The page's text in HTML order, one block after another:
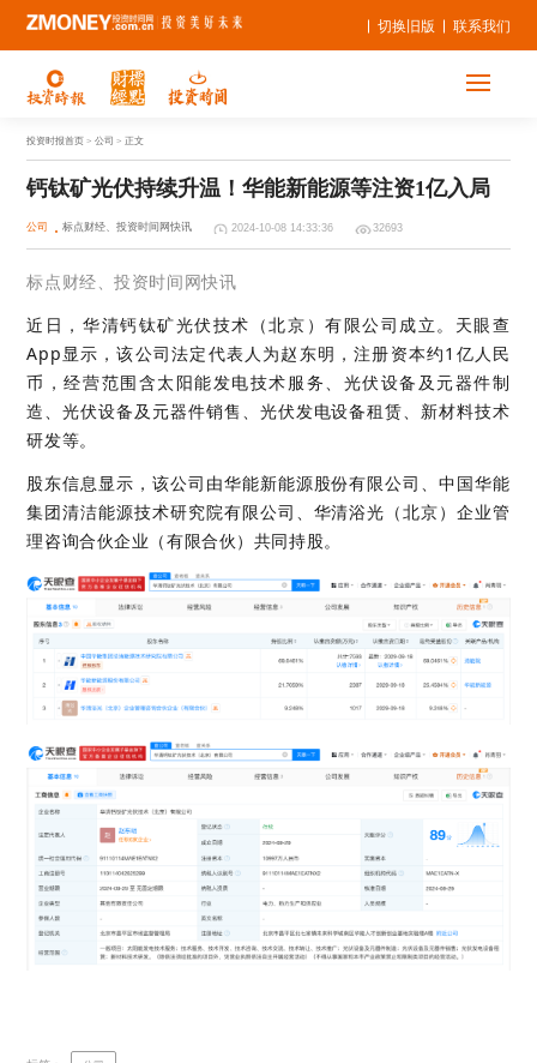
联系我们
切换旧版
投资时报首页 > 公司 > 正文
钙钛矿光伏持续升温！华能新能源等注资1亿入局
公司 标点财经、投资时间网快讯 2024-10-08 14:33:36 32693
标点财经、投资时间网快讯
近日，华清钙钛矿光伏技术（北京）有限公司成立。天眼查
App显示，该公司法定代表人为赵东明，注册资本约1亿人民
币，经营范围含太阳能发电技术服务、光伏设备及元器件制
造、光伏设备及元器件销售、光伏发电设备租赁、新材料技术
研发等。
股东信息显示，该公司由华能新能源股份有限公司、中国华能
集团清洁能源技术研究院有限公司、华清浴光（北京）企业管
理咨询合伙企业（有限合伙）共同持股。